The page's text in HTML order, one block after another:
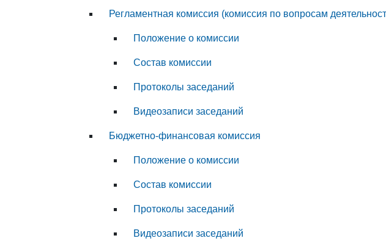
Регламентная комиссия (комиссия по вопросам
Положение о комиссии
Состав комиссии
Протоколы заседаний
Видеозаписи заседаний
Бюджетно-финансовая комиссия
Положение о комиссии
Состав комиссии
Протоколы заседаний
Видеозаписи заседаний